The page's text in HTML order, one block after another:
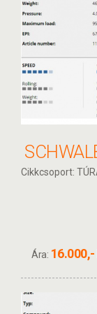
Cikkcsoport:
Ára: 16.000,-